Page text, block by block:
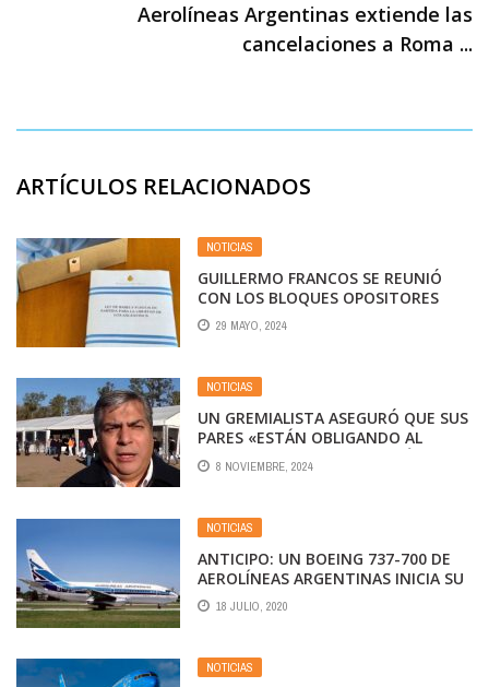
Aerolíneas Argentinas extiende las
cancelaciones a Roma ...
ARTÍCULOS RELACIONADOS
NOTICIAS
GUILLERMO FRANCOS SE REUNIÓ
CON LOS BLOQUES OPOSITORES
PARA AVANZAR EN EL DICTAMEN DE
LA LEY ÓMNIBUS
29 MAYO, 2024
NOTICIAS
UN GREMIALISTA ASEGURÓ QUE SUS
PARES «ESTÁN OBLIGANDO AL
GOBIERNO A CERRAR AEROLÍNEAS
ARGENTINAS»
8 NOVIEMBRE, 2024
NOTICIAS
ANTICIPO: UN BOEING 737-700 DE
AEROLÍNEAS ARGENTINAS INICIA SU
PREPARACIÓN PARA RECIBIR EL
ESQUEMA RETRO
18 JULIO, 2020
NOTICIAS